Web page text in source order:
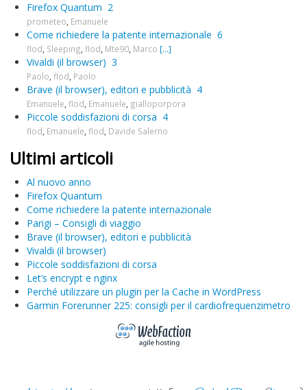
Firefox Quantum 2
prometeo Emanuele
Come richiedere la patente internazionale 6
flod Sleeping flod Mte90 Marco [...]
Vivaldi (il browser) 3
Paolo flod Paolo
Brave (il browser), editori e pubblicità 4
Emanuele flod Emanuele gialloporpora
Piccole soddisfazioni di corsa 4
flod Emanuele flod Davide Salerno
Ultimi articoli
Al nuovo anno
Firefox Quantum
Come richiedere la patente internazionale
Parigi – Consigli di viaggio
Brave (il browser), editori e pubblicità
Vivaldi (il browser)
Piccole soddisfazioni di corsa
Let’s encrypt e nginx
Perché utilizzare un plugin per la Cache in WordPress
Garmin Forerunner 225: consigli per il cardiofrequenzimetro